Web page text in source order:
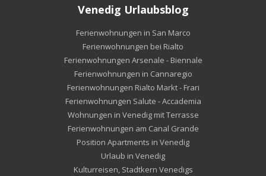
Venedig Urlaubsblog
Ferienwohnungen in San Marco
Ferienwohnungen bei Rialto
Ferienwohnungen Arsenale - Biennale
Ferienwohnungen in Cannaregio
Ferienwohnungen Rialto Markt - Frari
Ferienwohnungen Salute - Accademia
Wohnungen in Venedig mit Terrasse
Ferienwohnungen am Canal Grande
Position Apartments in Venedig
Urlaub in Venedig
Kulturreisen, Stadtkern Venedigs